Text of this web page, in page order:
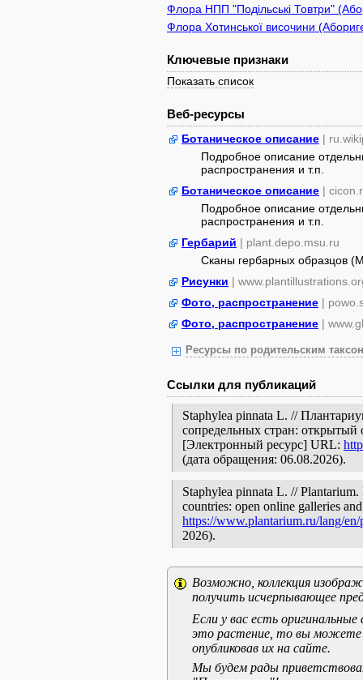
Флора НПП "Подільські Товтри"
Флора Хотинської височини
Ключевые признаки
Показать список
Веб-ресурсы
Ботаническое описание |
Подробное описание
распространения и т.п.
Ботаническое описание |
Подробное описание
распространения и т.п.
Гербарий | plant.depo.msu.ru
Сканы гербарных образцов
Рисунки |
Фото, распространение |
Фото, распространение |
Ресурсы по родительским
Ссылки для публикаций
Staphylea pinnata L. //
сопредельных стран: открытый
[Электронный ресурс] URL:
(дата обращения: 06.08.2026).
Staphylea pinnata L. //
countries: open online galleries
https://www.plantarium.ru/lang/
2026).
Возможно, коллекция
получить исчерпывающее
Если у вас есть
это растение, то вы можете
опубликовав их на сайте.
Мы будем рады